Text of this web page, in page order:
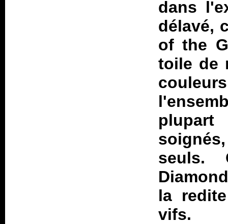
dans
délavé,
of the
toile de
plupart
seuls.
la
vifs.